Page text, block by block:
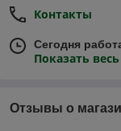
Контакты
Сегодня
Показать
Отзывы о